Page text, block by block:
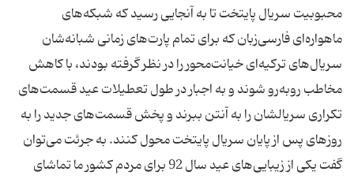
محبوبیت سریال پایتخت تا به آنجایی رسید كه شبكه‌های
ماهواره‌ای فارسی‌زبان كه برای تمام پارت‌های زمانی شبانه‌شان
سریال‌های تركیه‌ای خیانت‌محور را در نظر گرفته بودند، با كاهش
مخاطب روبه‌رو شوند و به اجبار در طول تعطیلات عید قسمت‌های
تكراری سریالشان را به آنتن ببرند و پخش قسمت‌های جدید را به
روزهای پس از پایان سریال پایتخت محول كنند. به جرئت می‌توان
گفت یكی از زیبایی‌های عید سال 92 برای مردم كشور ما تماشای